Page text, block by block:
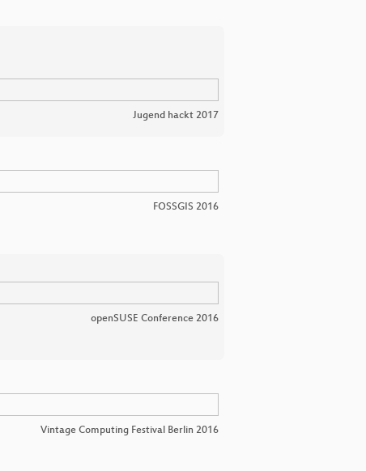
Jugend hackt 2017
FOSSGIS 2016
openSUSE Conference 2016
Vintage Computing Festival Berlin 2016